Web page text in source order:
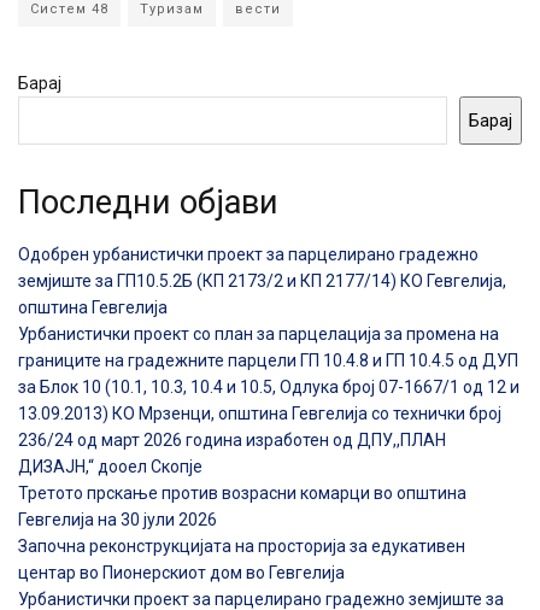
Систем 48 Туризам вести
Барај
Барај
Последни објави
Одобрен урбанистички проект за парцелирано градежно
земјиште за ГП10.5.2Б (КП 2173/2 и КП 2177/14) КО Гевгелија,
општина Гевгелија
Урбанистички проект со план за парцелација за промена на
границите на градежните парцели ГП 10.4.8 и ГП 10.4.5 од ДУП
за Блок 10 (10.1, 10.3, 10.4 и 10.5, Одлука број 07-1667/1 од 12 и
13.09.2013) КО Мрзенци, општина Гевгелија со технички број
236/24 од март 2026 година изработен од ДПУ,,ПЛАН
ДИЗАЈН,“ дооел Скопје
Третото прскање против возрасни комарци во општина
Гевгелија на 30 јули 2026
Започна реконструкцијата на просторија за едукативен
центар во Пионерскиот дом во Гевгелија
Урбанистички проект за парцелирано градежно земјиште за